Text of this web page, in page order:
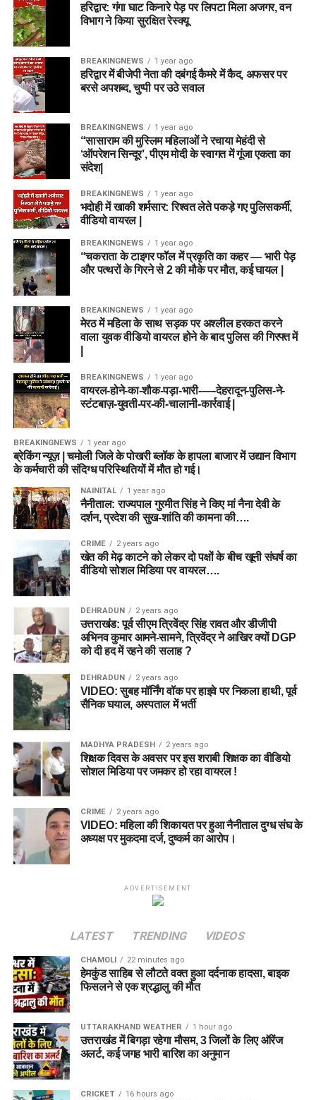
हरिद्वार: गंगा घाट किनारे पेड़ पर लिपटा मिला अजगर, वन
विभाग ने किया सुरक्षित रेस्क्यू
BREAKINGNEWS 1 year ago
हरिद्वार में बीजेपी नेता की दबंगई कैमरे में कैद, अफसर पर
बरसे अपशब्द, चुप्पी पर उठे सवाल
BREAKINGNEWS 1 year ago
“सासाराम की मुस्लिम महिलाओं ने रचाया मेहंदी से
‘ऑपरेशन सिन्दूर’, पीएम मोदी के स्वागत में गूंजा एकता का
संदेश|
BREAKINGNEWS 1 year ago
भदोही में खाकी शर्मसार: रिश्वत लेते पकड़े गए पुलिसकर्मी,
वीडियो वायरल |
BREAKINGNEWS 1 year ago
“चकराता के टाइगर फॉल में प्रकृति का कहर — भारी पेड़
और पत्थरों के गिरने से 2 की मौके पर मौत, कई घायल |
BREAKINGNEWS 1 year ago
मेरठ में महिला के साथ सड़क पर अश्लील हरकत करने
वाला युवक वीडियो वायरल होने के बाद पुलिस की गिरफ्त में
BREAKINGNEWS 1 year ago
वायरल-होने-का-शौक-पड़ा-भारी-—-देहरादून-पुलिस-ने-
स्टंटबाज़-युवती-पर-की-चालानी-कार्रवाई |
BREAKINGNEWS 1 year ago
ब्रेकिंग न्यूज़ | चमोली जिले के पोखरी ब्लॉक के हापला बाजार में उद्यान विभाग
के कर्मचारी की संदिग्ध परिस्थितियों में मौत हो गई।
NAINITAL 1 year ago
नैनीताल: राज्यपाल गुरमीत सिंह ने किए मां नैना देवी के
दर्शन, प्रदेश की सुख-शांति की कामना की….
CRIME 2 years ago
खेत की मेढ़ काटने को लेकर दो पक्षों के बीच खूनी संघर्ष का
वीडियो सोशल मिडिया पर वायरल….
DEHRADUN 2 years ago
उत्तराखंड: पूर्व सीएम त्रिवेंद्र सिंह रावत और डीजीपी
अभिनव कुमार आमने-सामने, त्रिवेंद्र ने आखिर क्यों DGP
को दी हद में रहने की सलाह ?
DEHRADUN 2 years ago
VIDEO: सुबह मॉर्निंग वॉक पर हाइवे पर निकला हाथी, पूर्व
सैनिक घयाल, अस्पताल में भर्ती
MADHYA PRADESH 2 years ago
शिक्षक दिवस के अवसर पर इस शराबी शिक्षक का वीडियो
सोशल मिडिया पर जमकर हो रहा वायरल !
CRIME 2 years ago
VIDEO: महिला की शिकायत पर हुआ नैनीताल दुग्ध संघ के
अध्यक्ष पर मुकदमा दर्ज, दुष्कर्म का आरोप।
ADVERTISEMENT
LATEST TRENDING VIDEOS
CHAMOLI 22 minutes ago
हेमकुंड साहिब से लौटते वक्त हुआ दर्दनाक हादसा, बाइक
फिसलने से एक श्रद्धालु की मौत
UTTARAKHAND WEATHER 1 hour ago
उत्तराखंड में बिगड़ा रहेगा मौसम, 3 जिलों के लिए ऑरेंज
अलर्ट, कई जगह भारी बारिश का अनुमान
CRICKET 16 hours ago